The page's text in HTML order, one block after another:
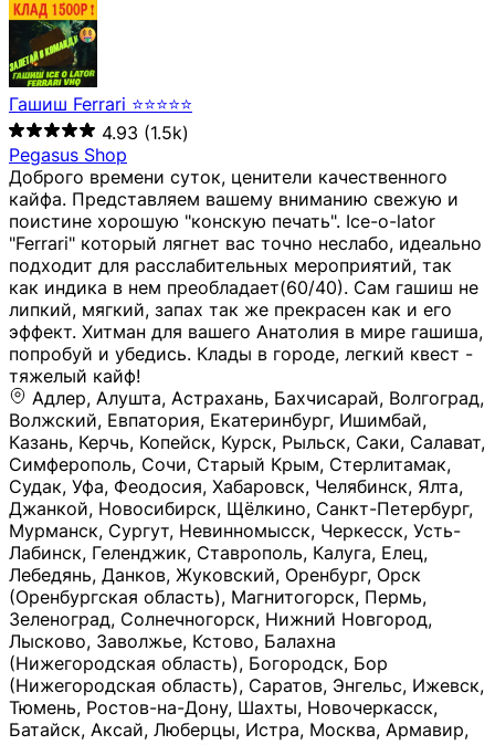
Гашиш Ferrari ⭐⭐⭐⭐⭐
4.93 (1.5k)
Pegasus Shop
Доброго времени суток, ценители качественного
кайфа. Представляем вашему вниманию свежую и
поистине хорошую "конскую печать". Ice-o-lator
"Ferrari" который лягнет вас точно неслабо, идеально
подходит для расслабительных мероприятий, так
как индика в нем преобладает(60/40). Сам гашиш не
липкий, мягкий, запах так же прекрасен как и его
эффект. Хитман для вашего Анатолия в мире гашиша,
попробуй и убедись. Клады в городе, легкий квест -
тяжелый кайф!
Адлер, Алушта, Астрахань, Бахчисарай, Волгоград, Волжский, Евпатория, Екатеринбург, Ишимбай, Казань, Керчь, Копейск, Курск, Рыльск, Саки, Салават, Симферополь, Сочи, Старый Крым, Стерлитамак, Судак, Уфа, Феодосия, Хабаровск, Челябинск, Ялта, Джанкой, Новосибирск, Щёлкино, Санкт-Петербург, Мурманск, Сургут, Невинномысск, Черкесск, Усть-Лабинск, Геленджик, Ставрополь, Калуга, Елец, Лебедянь, Данков, Жуковский, Оренбург, Орск (Оренбургская область), Магнитогорск, Пермь, Зеленоград, Солнечногорск, Нижний Новгород, Лысково, Заволжье, Кстово, Балахна (Нижегородская область), Богородск, Бор (Нижегородская область), Саратов, Энгельс, Ижевск, Тюмень, Ростов-на-Дону, Шахты, Новочеркасск, Батайск, Аксай, Люберцы, Истра, Москва, Армавир, Краснодар, Магадан, Самара, Анапа, Славянск-на-Кубани, Чаплыгин, Липецк, Нижний Тагил, Орехово-Зуево, Усть-Джегута, Лянтор, Нефтеюганск, Пыть-Ях, Урень, Ветлуга, Шахунья, Новороссийск, Крымск, Тимашёвск, Тольятти, Воткинск, Звенигород, Руза, Можайск, Белгород, Воронеж, Соликамск, Нытва, Лысьва (Пермский край), Чусовой, Кунгур, Краснокамск, Миасс, Губаха, Тула, Новомосковск, Донской, Омск, Льгов, Мытищи, Королёв, Ивантеевка, Балашиха, Семилуки, Кудымкар, Старый Оскол, Оса (Пермский край), Одинцово (Московская область), Ханты-Мансийск, Лабинск, Темрюк, Курганинск, Белореченск (Краснодарский край), Алупкa, Губкин, Рязань, Калининград, Усть-Илимск, Фрязино, Минеральные Воды, Пятигорск, Кострома, Ярославль, Коркино, Верхняя Пышма, Подольск, Красноярск, Смоленск, Долгопрудный, Чебоксары, Калачинск, Канск, Киров (Кировская область), Вологда, Рославль, Владивосток, Обнинск, Балабаново (Калужская область), Малоярославец, Брянск, Видное, Ярцево, Вязьма, Гагарин, Приволжск, Фурманов, Чайковский, Кинешма, Горячий Ключ, Улан-Удэ, Туймазы, Дюртюли, Альметьевск, Нефтекамск, Хадыженск, Апшеронск, Майкоп, Уссурийск, Ульяновск, Гатчина, Луга (Ленинградская область), Надым, Ногинск, Электросталь, Железнодорожный (Московская область), Бутурлиновка, Кириллов, Краснознаменск (Калиниградская область), Мышкин, Томмот, Холм, Абакан, Абдулино, Агидель, Агрыз, Адыгейск, Азнакаево, Алатырь, Алдан, Алейск, Александров, Александровск, Алексеевка (Белгородская обл.), Алексин, Амурск, Анадырь, Ангарск, Андреаполь, Анжеро-Судженск, Анива, Апатиты, Арамиль, Ардон, Арзамас, Аркадак, Арсеньев, Артём, Артёмовский, Архангельск, Асбест, Асино, Аткарск, Ахтубинск, Аша, Бабаево (Вологодская область), Бавлы (Республика Татарстан), Байкальск, Бакал, Баксан, Балаклава, Балаково (Саратовская область), Балашов (Саратовская область), Балтийск, Барабинск, Барнаул, Барыш (Ульяновская область), Бежецк, Белая Калитва (Ростовская область), Белебей, Белогорск (Крым), Белозерск, Белокуриха, Беломорск, Белоозёрский (Московская область), Белорецк (Республика Башкортостан), Кызыл, Белоярский (Ханты-Мансийский АО), Бердск, Березники (Пермский край), Берёзовский (Кемеровская область), Берёзовский (Свердловская область), Беслан, Бийск, Бикин, Билибино, Биробиджан, Благовещенск (Амурская область), Благовещенск (Башкортостан), Бобров, Богородицк, Боготол, Богучар, Бокситогорск (Ленинградская область), Бологое (Тверская область), Болхов, Большой Камень (Приморский край), Борисоглебск (Воронежская область), Боровичи (Новгородская область), Боровск, Бородино, Братск, Бронницы (Московская область), Бугульма (Республика Татарстан), Бугуруслан (Оренбургская область), Буинск, Буй, Буйнакск, Валдай, Валуйки, Велиж, Великие Луки, Великий Новгород, Великий Устюг, Вельск, Венёв, Верещагино, Верхнеуральск, Верхний Уфалей, Верхняя Салда, Верхняя Тура, Весьегонск, Вилючинск, Вихоревка, Вичуга, Владикавказ, Волгодонск, Волгореченск, Володарск, Волосово, Волчанск, Вольск, Воркута, Ворсма, Всеволожск (Ленинградская область), Вуктыл, Выкса, Высоковск, Высоцк, Вытегра, Вышний Волочёк, Вяземский, Вязники, Вятские Поляны, Нея, Шилка, Гаврилов Посад, Гаврилов-Ям, Гай, Галич, Гдов, Голицыно, Горно-Алтайск, Горнозаводск, Горняк, Городец, Гороховец, Гремячинск, Грозный, Грязи, Грязовец, Губкинский, Гуково, Гулькевичи, Гурьевск (Калининградская область), Гурьевск (Кемеровская область), Гусев, Гусь-Хрустальный, Давлеканово, Далматово, Дальнегорск, Дегтярск, Дедовск, Демидов, Дербент, Десногорск, Дзержинск, Дзержинский (Московская область), Дивногорск, Димитровград, Дмитровск, Дно, Добрянка, Долинск, Домодедово, Донецк (ДНР), Дорогобуж, Дрезна, Дубна, Дудинка, Духовщина, Дятьково, Егорьевск, Елабуга, Елизово, Ельня (Будет изменено название), Емва, Енисейск, Ермолино, Ершов, Ессентуки, Ефремов, Железноводск, Железногорск (Красноярский край), Железногорск (Курская область), Железногорск-Илимский, Жигулёвск, Жиздра, Жирновск, Жуков, Жуковка, Заводоуковск, Заволжск, Задонск, Заинск, Заозёрный, Заозёрск, Западная Двина, Заполярный, Зарайск, Заречный (Пензенская область), Заречный (Свердловская область), Заринск, Звенигово, Зверево, Зеленогорск ( Ленинградская обл. ), Зеленоградск, Зеленодольск, Зеленокумск, Зерноград, Зима, Змеиногорск, Зубцов, Ивангород, Иваново, Ивдель, Избербаш, Изобильный, Иланский, Инза, Инкерман, Инта, Ипатово, Искитим, Йошкар-Ола, Кадников, Калач, Калач-на-Дону, Калининск, Калтан, Калязин, Камбарка, Каменка (Пензенская область), Каменногорск (Ленинградская область), Каменск-Уральский, Каменск-Шахтинский, Камень-на-Оби, Камешково, Камышин, Канаш, Кандалакша, Карабаново, Карабаш, Карачаевск, Каргат, Каргополь, Карпинск, Карталы, Касимов, Касли, Каспийск, Катав-Ивановск, Катайск, Качканар, Кашин, Кашира, Кемерово, Кемь, Кизел, Кизилюрт, Кизляр, Кимовск, Кимры, Кингисепп, Кинель, Киреевск, Киренск, Киржач, Кириши, Кирово-Чепецк, Кировск (Ленинградская область), Кировск (Мурманская область), Кирсанов, Киселёвск, Кисловодск, Климовск, Клинцы, Княгинино, Ковдор, Ковров, Когалым, Козельск, Козьмодемьянск, Кола, Кологрив, Колпашево, Колпино, Кольчугино, Комсомольск, Комсомольск-на-Амуре, Конаково, Кондопога, Кондрово, Константиновск, Кораблино, Кореновск, Корсаков, Коряжма, Костерёво, Костомукша, Котельники, Котельниково, Котельнич, Котлас, Котовск, Кохма, Красноармейск (Московская область), Краснозаводск, Краснознаменск (Московская область), Краснокаменск, Краснослободск (Волгоградская область), Краснотурьинск, Красноуральск, Красный Сулин, Кремёнки, Кропоткин, Кубинка, Кувшиново (Тверская область), Кудрово, Кулебаки, Кумертау, Курлово, Куровское, Куртамыш, Курчатов, Куса, Кушва, Кыштым, Лабытнанги, Лагань, Лаишево (Республика Татарстан), Лакинск, Лангепас, Лахденпохья, Ленинск-Кузнецкий, Ленск (Республика Саха), Лермонтов (Ставропольский край), Лесозаводск (Приморский край), Лесосибирск, Ливны (Орловская область), Ликино-Дулёво, Липки (Тульская область), Лиски (Воронежская область), Лихославль, Лодейное Поле, Ломоносов (Санкт-Петербург), Лосино-Петровский, Лукоянов, Луховицы, Лыткарино, Любань (Ленинградская область), Любим, Людиново, Магас, Майский, Макаров, Малая Вишера, Малгобек, Мамадыш, Мамоново, Мантурово, Маркс, Махачкала, Мглин, Мегион, Медвежьегорск, Медногорск, Медынь, Меленки, Мелеуз, Менделеевск, Мещовск, Микунь, Миллерово, Минусинск, Миньяр, Мирный (Архангельская область), Мирный (Якутия), Михайловка (Город), Михайловск (Свердловская область), Михайловск (Ставропольский край), Могоча, Можга, Моздок, Мончегорск, Морозовск, Моршанск, Мосальск, Муравленко, Мурино, Муром, Мценск, Мыски, Набережные Челны, Навашино (Нижегородская область), Назарово (Красноярский край), Назрань, Нальчик, Наро-Фоминск, Нарткала, Нарьян-Мар, Находка, Невель (Псковская область), Невельск, Невьянск, Нелидово (Тверская область), Неман, Нерехта (Костромская область), Нерюнгри, Нестеров, Нефтегорск (Самарская область), Нефтекумск, Нижневартовск, Нижнекамск (Республика Татарстан), Нижнеудинск, Нижние Серги, Нижний Ломов, Нижняя Тура, Николаевск-на-Амуре, Никольск (Вологодская область), Никольск (Пензенская область), Новая Ладога, Новая Ляля, Новоалександровск, Новоалтайск, Нововоронеж, Новодвинск, Новозыбков, Новокубанск, Новокуйбышевск, Новомичуринск, Новопавловск, Новоржев, Новосокольники, Новотроицк, Новоульяновск, Новоуральск, Новохопёрск, Новочебоксарск, Новошахтинск, Новый Оскол, Новый Уренгой, Норильск, Нурлат, Нягань, Нязепетровск, Няндома, Облучье, Обоянь, Озёрск (Калининградская область), Озёрск (Челябинская область), Озёры, Октябрьск (Самарская область), Октябрьский (Башкортостан), Окуловка (Новгородская область), Оленегорск, Олонец, Онега, Опочка, Осинники, Осташков, Остров, Острогожск, Отрадный, Оха, Павлово, Павловск (Воронежская область), Павловск (Санкт-Петербург), Павловский Посад, Партизанск, Певек, Пенза, Первоуральск, Перевоз, Пересвет, Переславль-Залесский, Пестово (Новгородская область), Петрозаводск, Петропавловск-Камчатский, Печоры, Пикалёво, Пионерский, Питкяранта, Плавск, Плёс, Подпорожье, Покачи, Покров, Покровск, Полесск, Полысаево, Полярные Зори, Полярный, Поронайск, Порхов, Похвистнево, Почеп, Починок, Пошехонье, Правдинск, Приморск (Калининградская область), Приморско-Ахтарск, Приозерск, Прокопьевск, Протвино, Прохладный, Пугачёв, Пудож, Пустошка, Пушкино, Пущино, Пыталово, Радужный (Владимирская область), Радужный (Ханты-Мансийский АО), Райчихинск, Раменское, Рассказово, Ревда, Реж, Реутов, Родники, Россошь, Ростов (Ярославская обл.), Рошаль, Ртищево, Рубцовск, Рузаевка, Рыбинск, Рыбное, Ряжск, Салехард, Сальск, Саранск, Сарапул, Саров, Сасово, Сатка, Сафоново, Саяногорск, Саянск, Светлогорск, Светлоград, Светлый, Светогорск (Ленинградская область), Свободный, Себеж, Северобайкальск, Северодвинск, Североуральск, Сегежа, Семикаракорск, Сенгилей, Серафимович, Сергач, Сергиев Посад, Сердобск, Сертолово (Ленинградская область), Сестрорецк (Ленинградская область), Сибай, Скопин, Славгород, Сланцы, Слободской, Слюдянка, Собинка, Советск (Кировская область), Советск (Калининградская область), Советск (Тульская область), Советская Гавань, Советский (Ханты-Мансийский АО), Сокол (Вологодская область), Солигалич, Соль-Илецк, Сольцы, Сортавала, Сосенский, Сосновоборск, Сосновый Бор (Ленинградская область), Сосногорск, Спас-Клепики, Спасск-Рязанский, С